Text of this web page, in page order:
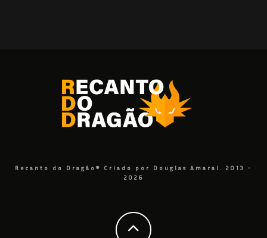
Recanto do Dragão® Criado por Douglas Amaral. 2013 -
2026